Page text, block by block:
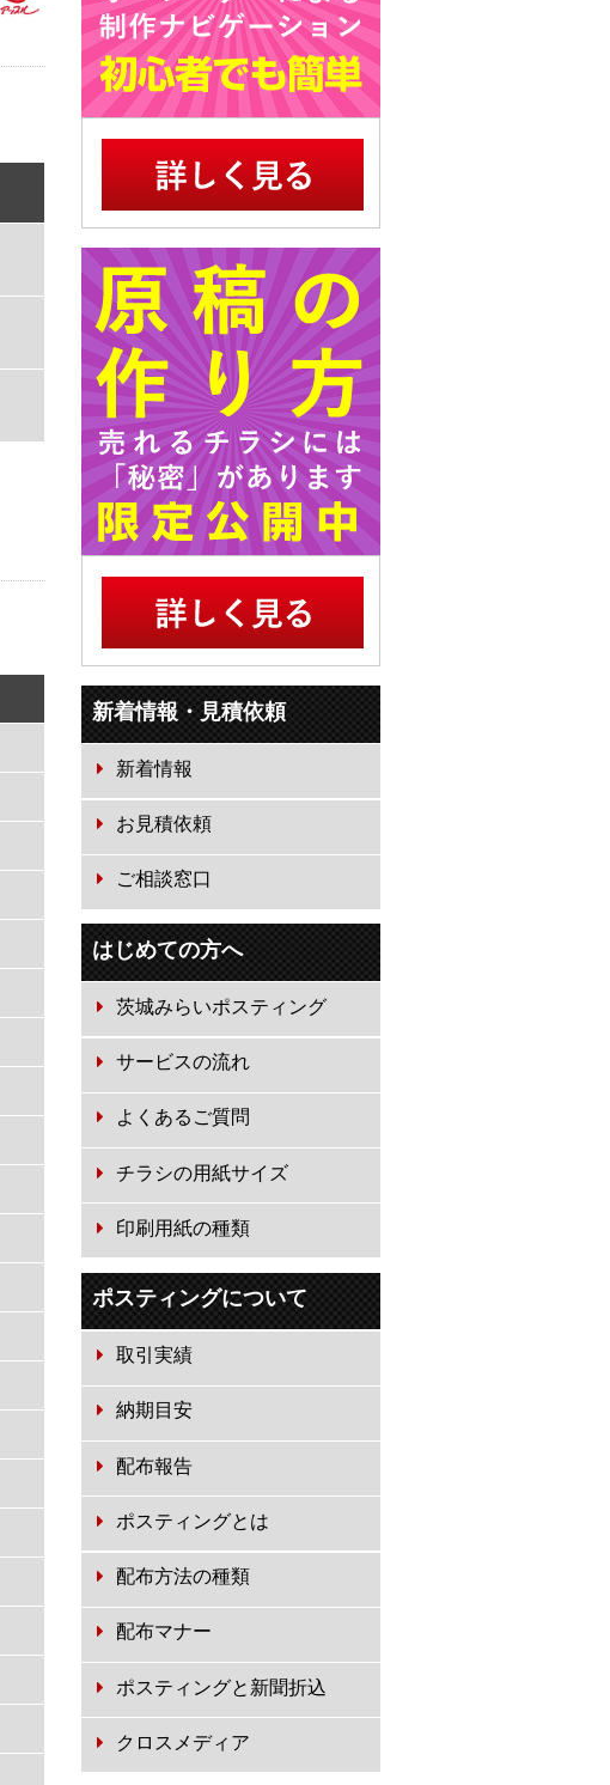
新着情報・見積依頼
新着情報
お見積依頼
ご相談窓口
はじめての方へ
茨城みらいポスティング
サービスの流れ
よくあるご質問
チラシの用紙サイズ
印刷用紙の種類
ポスティングについて
取引実績
納期目安
配布報告
ポスティングとは
配布方法の種類
配布マナー
ポスティングと新聞折込
クロスメディア